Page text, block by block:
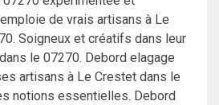
de vrais artisans à Le
Soigneux et créatifs dans leur
le 07270. Debord elagage
artisans à Le Crestet dans le
notions essentielles. Debord